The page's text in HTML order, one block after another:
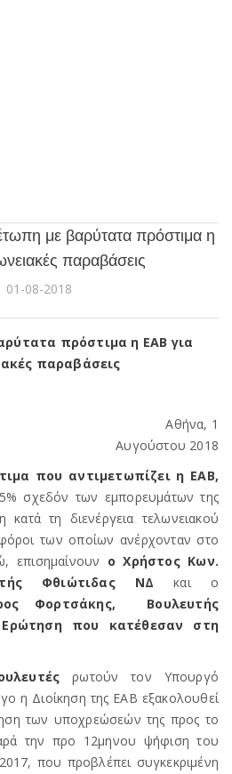
με βαρύτατα πρόστιμα η
παραβάσεις
01-08-2018
πρόστιμα η ΕΑΒ για
παραβάσεις
Αθήνα, 1
Αυγούστου 2018
που αντιμετωπίζει η ΕΑΒ,
σχεδόν των εμπορευμάτων της
τη διενέργεια τελωνειακού
των οποίων ανέρχονταν στο
ο Χρήστος Κων.
Φθιώτιδας ΝΔκαι ο
Φορτσάκης,
Βουλευτής
που κατέθεσαν στη
ρωτούν τον Υπουργό
η Διοίκηση της ΕΑΒ εξακολουθεί
των υποχρεώσεών της προς το
την προ 12μηνου ψήφιση του
που προβλέπει συγκεκριμένη